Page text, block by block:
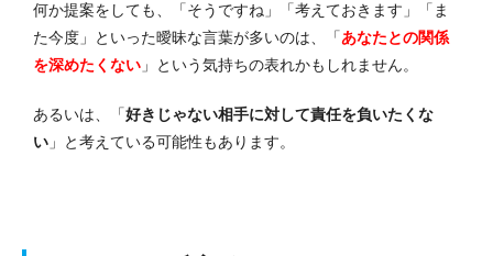
何か提案をしても、「そうですね」「考えておきます」「ま
た今度」といった曖昧な言葉が多いのは、「あなたとの関係
を深めたくない 」という気持ちの表れかもしれません。
あるいは、「好きじゃない相手に対して責任を負いたくな
い 」と考えている可能性もあります。